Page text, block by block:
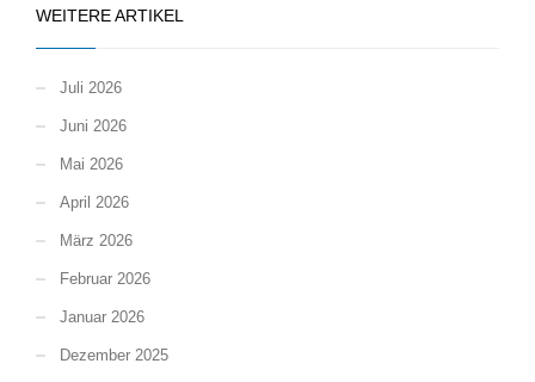
WEITERE ARTIKEL
Juli 2026
Juni 2026
Mai 2026
April 2026
März 2026
Februar 2026
Januar 2026
Dezember 2025